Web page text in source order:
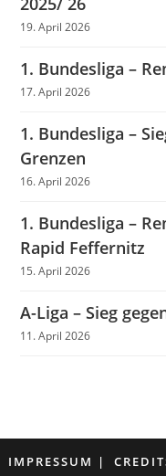
19. April 2026
1. Bundesliga –
17. April 2026
1. Bundesliga –
Grenzen
16. April 2026
1. Bundesliga –
Rapid Feffernitz
15. April 2026
A-Liga – Sieg
11. April 2026
IMPRESSUM